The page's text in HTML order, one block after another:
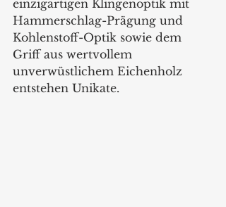
einzigartigen Klingenoptik mit
Hammerschlag-Prägung und
Kohlenstoff-Optik sowie dem
Griff aus wertvollem
unverwüstlichem Eichenholz
entstehen Unikate.